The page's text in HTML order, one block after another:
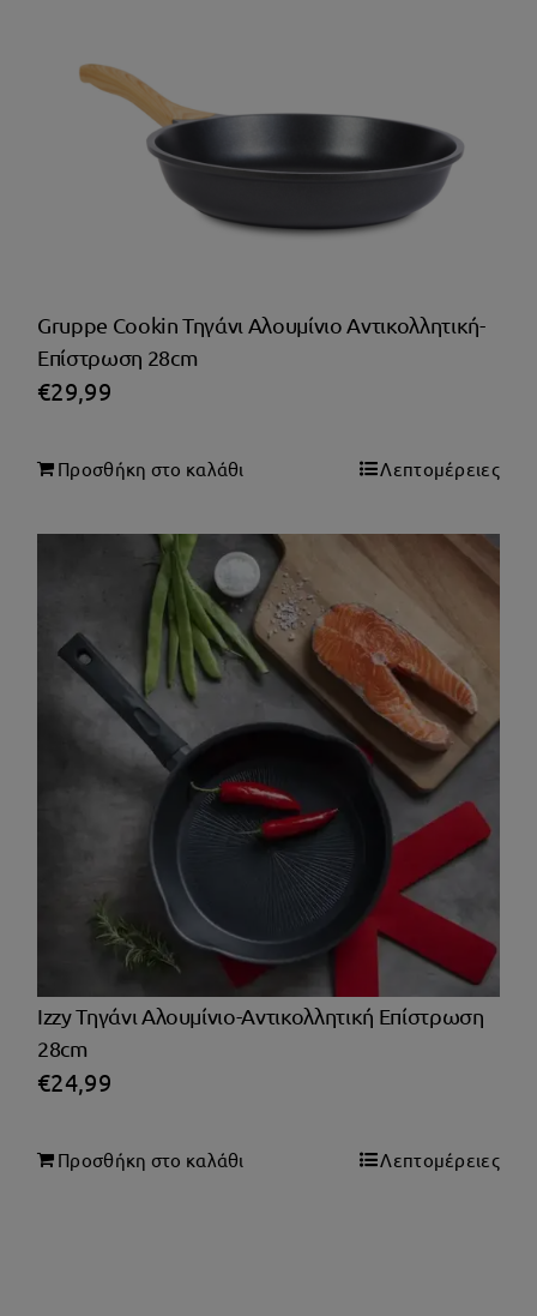
Gruppe Cookin Τηγάνι Αλουμίνιο Αντικολλητική-
Επίστρωση 28cm
€29,99
Προσθήκη στο καλάθι Λεπτομέρειες
Izzy Τηγάνι Αλουμίνιο-Αντικολλητική Επίστρωση
28cm
€24,99
Προσθήκη στο καλάθι Λεπτομέρειες